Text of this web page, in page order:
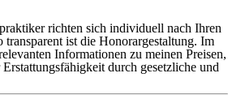
richten sich individuell nach Ihren
transparent ist die Honorargestaltung. Im
Informationen zu meinen Preisen,
durch gesetzliche und